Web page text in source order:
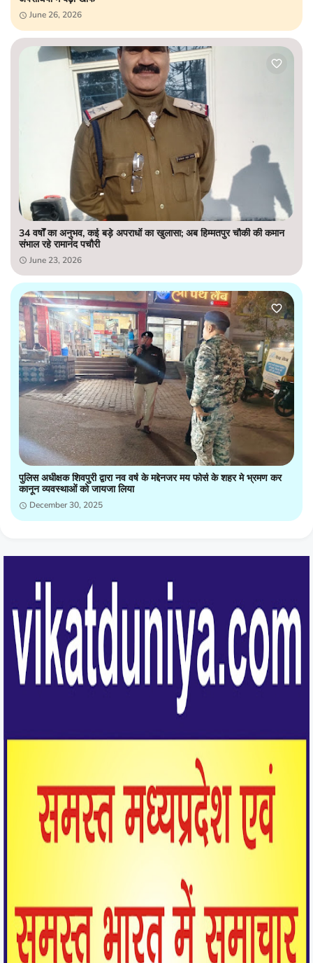
June 26, 2026
34 वर्षों का अनुभव, कई बड़े अपराधों का खुलासा; अब हिम्मतपुर चौकी की कमान
संभाल रहे रामानंद पचौरी
June 23, 2026
पुलिस अधीक्षक शिवपुरी द्वारा नव वर्ष के मद्देनजर मय फोर्स के शहर मे भ्रमण कर
कानून व्यवस्थाओं को जायजा लिया
December 30, 2025